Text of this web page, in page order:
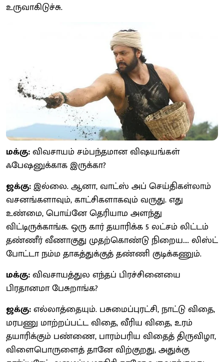
உருவாகிடுச்சு.
மக்கு:விவசாயம் சம்பந்தமான விஷயங்கள்
ஃபேஷனுக்காக இருக்கா?
ஜக்கு:இல்லை. ஆனா, வாட்ஸ் அப் செய்திகள்லாம்
வசனங்களாவும், காட்சிகளாகவும் வருது. எது
உண்மை, பொய்னே தெரியாம அளந்து
விட்டிருக்காங்க. ஒரு கார் தயாரிக்க 5 லட்சம் லிட்டம்
தண்ணீர் வீணாகுது முதற்கொண்டு நிறைய.... லிஸ்ட்
போட்டா நம்ம தாகத்துக்குத் தண்ணி குடிக்கணும்.
மக்கு:விவசாயத்துல எந்தப் பிரச்சினையை
பிரதானமா பேசுறாங்க?
ஜக்கு:எல்லாத்தையும். பசுமைப்புரட்சி, நாட்டு விதை,
மரபணு மாற்றப்பட்ட விதை, வீரிய விதை, உரம்
தயாரிக்கும் பண்ணை, பாரம்பரிய விதைத் திருவிழா,
விளைபொருளைத் தானே விற்குறது, அதுக்கு